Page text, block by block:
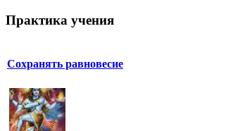
Практика учения
Сохранять равновесие